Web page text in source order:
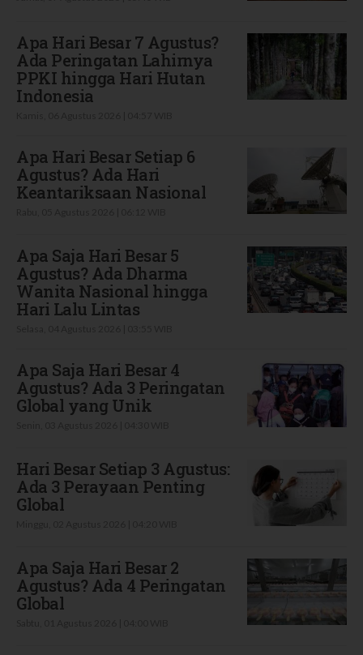
Apa Hari Besar 7 Agustus?
Ada Peringatan Lahirnya
PPKI hingga Hari Hutan
Indonesia
Apa Hari Besar Setiap 6
Agustus? Ada Hari
Keantariksaan Nasional
Apa Saja Hari Besar 5
Agustus? Ada Dharma
Wanita Nasional hingga
Hari Lalu Lintas
Apa Saja Hari Besar 4
Agustus? Ada 3 Peringatan
Global yang Unik
Hari Besar Setiap 3 Agustus:
Ada 3 Perayaan Penting
Global
Apa Saja Hari Besar 2
Agustus? Ada 4 Peringatan
Global